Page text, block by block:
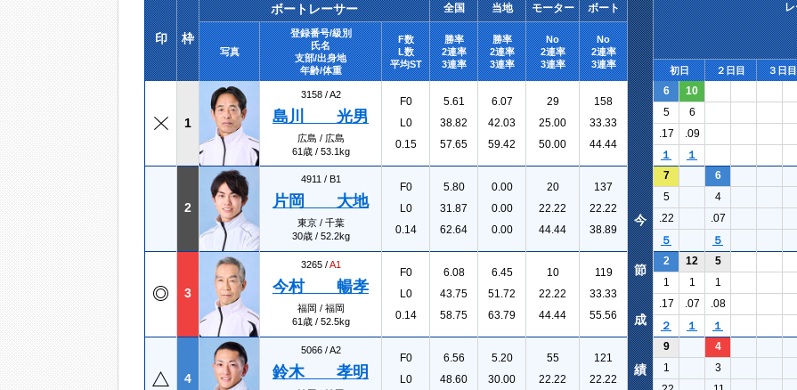
印 枠
ボートレーサー 全国 当地 モーター ボート
レ
写真
登録番号/級別
氏名
支部/出身地
年齢/体重
F数
L数
平均ST
勝率
2連率
3連率
勝率
2連率
3連率
No
2連率
3連率
No
2連率
3連率
初日 ２日目 ３日目
1
3158 /A2
島川 光男
広島 / 広島
61歳 / 53.1kg
F0
L0
0.15
5.61
38.82
57.65
6.07
42.03
59.42
29
25.00
50.00
158
33.33
44.44
6
10
5
6
.17
.09
１
１
2
4911 / B1
片岡 大地
東京 / 千葉
30歳 / 52.2kg
F0
L0
0.14
5.80
31.87
62.64
0.00
0.00
0.00
20
22.22
44.44
137
22.22
38.89
7 6
5
4
.22
.07
５
５
3
3265 /A1
今村 暢孝
福岡 / 福岡
61歳 / 52.5kg
F0
L0
0.14
6.08
43.75
58.75
6.45
51.72
63.79
10
22.22
44.44
119
33.33
55.56
2 12 5
1 1
1
.17
.07
.08
２
１ １
4
5066 /A2
鈴木 孝明
F0
L0
6.56
48.60
5.20
30.00
55
22.22
121
22.22
9 4
1
3
今
節
成
績